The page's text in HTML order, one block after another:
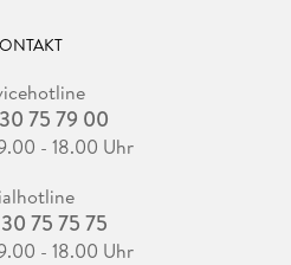
75 79 00
- 18.00 Uhr
75 75 75
- 18.00 Uhr